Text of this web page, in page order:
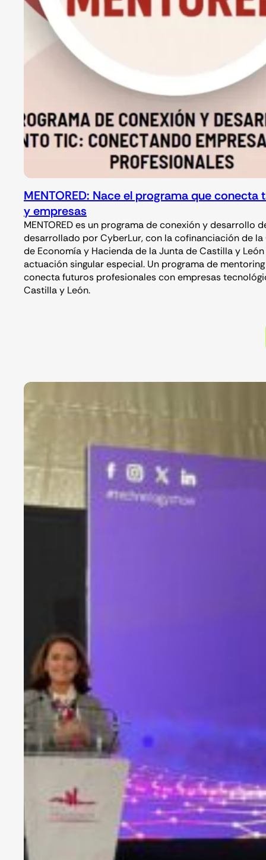
MENTORED: Nace el programa que conecta
y empresas
MENTORED es un programa de conexión y desarrollo
desarrollado por CyberLur, con la cofinanciación de la
de Economía y Hacienda de la Junta de Castilla y
actuación singular especial. Un programa de
conecta futuros profesionales con empresas
Castilla y León.